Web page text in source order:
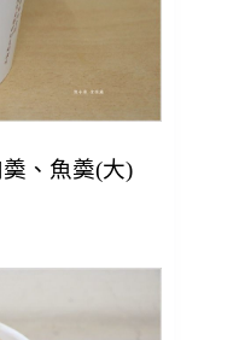
、魚羮(大)